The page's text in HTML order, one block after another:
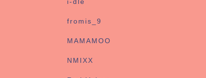
fromis_9
MAMAMOO
NMIXX